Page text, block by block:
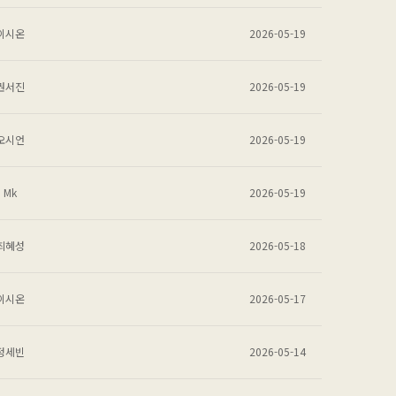
시온 2026-05-19
서진 2026-05-19
시언 2026-05-19
Mk 2026-05-19
혜성 2026-05-18
시온 2026-05-17
세빈 2026-05-14